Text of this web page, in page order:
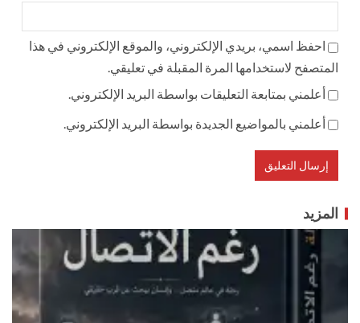
احفظ اسمي، بريدي الإلكتروني، والموقع الإلكتروني في هذا
المتصفح لاستخدامها المرة المقبلة في تعليقي.
أعلمني بمتابعة التعليقات بواسطة البريد الإلكتروني.
أعلمني بالمواضيع الجديدة بواسطة البريد الإلكتروني.
المزيد